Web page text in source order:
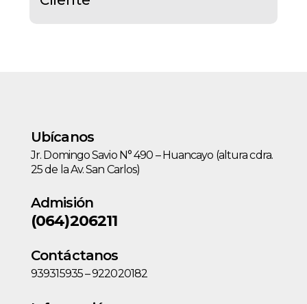
Ubícanos
Jr. Domingo Savio N° 490 – Huancayo (altura cdra.
25 de la Av. San Carlos)
Admisión
(064)206211
Contáctanos
939315935 – 922020182